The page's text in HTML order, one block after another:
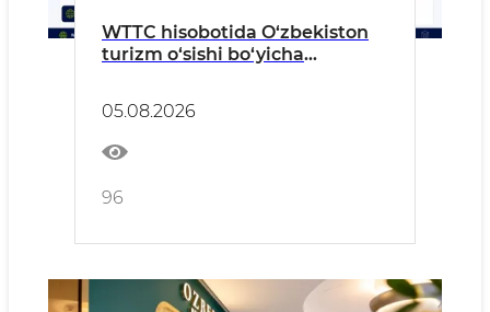
WTTC hisobotida O‘zbekiston
turizm o‘sishi bo‘yicha
05.08.2026
96